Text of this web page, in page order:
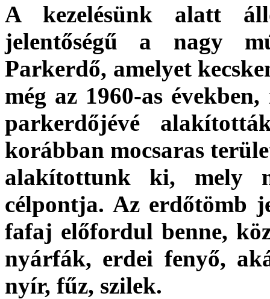
A kezelésünk alatt
jelentőségű a nagy
Parkerdő, amelyet
még az 1960-as
parkerdőjévé
korábban mocsaras
alakítottunk ki, mely
célpontja. Az erdőtömb
fafaj előfordul benne,
nyárfák, erdei fenyő,
nyír, fűz, szilek.